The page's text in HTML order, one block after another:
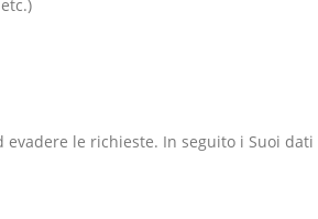
le richieste. In seguito i Suoi